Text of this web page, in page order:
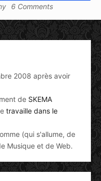
6 Comments
2008 après avoir
de SKEMA
travaille dans le
(qui s'allume, de
Musique et de Web.